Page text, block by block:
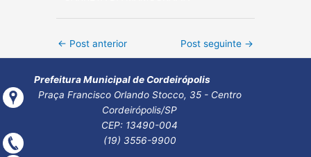
Post
← Post anterior Post seguinte →
Prefeitura Municipal de Cordeirópolis
Praça Francisco Orlando Stocco, 35 - Centro
Cordeirópolis/SP
CEP: 13490-004
(19) 3556-9900